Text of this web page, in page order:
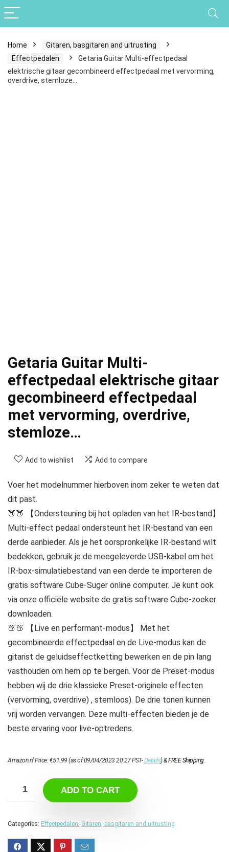
Home
Gitaren, basgitaren and uitrusting
Effectpedalen
Getaria Guitar Multi-effectpedaal
elektrische gitaar gecombineerd effectpedaal met vervorming,
overdrive, stemloze…
Getaria Guitar Multi-
effectpedaal elektrische gitaar
gecombineerd effectpedaal
met vervorming, overdrive,
stemloze…
Add to wishlist Add to compare
Voer het modelnummer hierboven inom zeker te weten dat
dit past.
🍑🍑 【Ondersteuning bij het opladen van het IR-bestand】
Multi-effect pedaal ondersteunt het IR-bestand van een
derde aanbieder. Als je het oorspronkelijke IR-bestand wilt
bedekken, gebruik je de meegeleverde USB-kabel om het
IR-box-simulatiebestand van een derde te importeren de
gratis software Cube-Suger online computer. Je kunt ook
via onze officiële website de gratis software Cube-zoeker
downloaden.
🍑🍑 【Live en performant-modus】 Met het
gecombineerde effectpedaal en de Live-modus kan de
gitarist de geluidseffectketting bewerken en de pin lang
vasthouden om hem op te bergen. Voor de Preset-modus
hebben wij de drie klassieke Preset-originele effecten
(vervorming, overdrive) , stemloos). De drie tonen kunnen
vrij worden vervangen. Deze multi-effecten bieden je de
beste ervaring voor live-optredens.
Amazon.nl Price:€51.99 (as of 09/04/2023 20:27 PST-Details)&FREE Shipping.
ADD TO CART
Categories: Effectpedalen Gitaren, basgitaren and uitrusting